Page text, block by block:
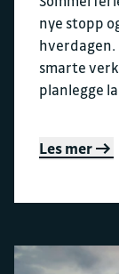
nye stopp
hverdagen.
smarte
planlegge
Les mer